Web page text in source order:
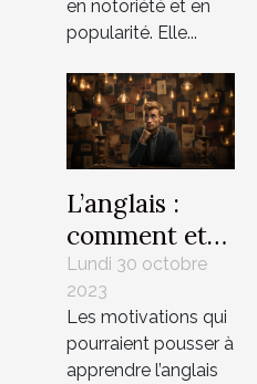
en notoriété et en
popularité. Elle...
L’anglais :
comment et
pourquoi
l’apprendre ?
Lundi 30 octobre
2023
Les motivations qui
pourraient pousser à
apprendre l’anglais